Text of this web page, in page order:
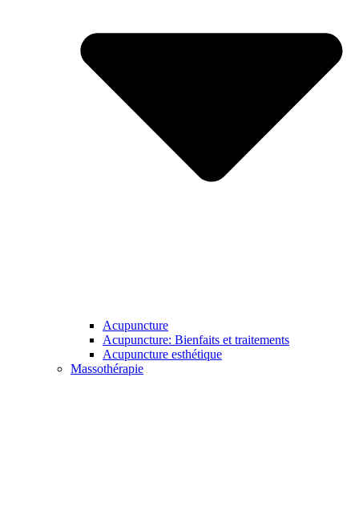
Acupuncture
Acupuncture: Bienfaits et traitements
Acupuncture esthétique
Massothérapie